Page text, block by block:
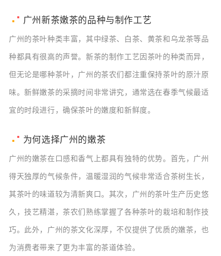
广州新茶嫩茶的品种与制作工艺
广州的茶叶种类丰富，其中绿茶、白茶、黄茶和乌龙茶等品
种都具有很高的声誉。新茶的制作工艺因茶叶的种类而异，
但无论是哪种茶叶，广州的茶农们都注重保持茶叶的原汁原
味。新鲜嫩茶的采摘时间非常讲究，通常选在春季气候最适
宜的时段进行，确保茶叶的嫩度和新鲜度。
为何选择广州的嫩茶
广州的嫩茶在口感和香气上都具有独特的优势。首先，广州
得天独厚的气候条件，温暖湿润的气候非常适合茶树生长，
其茶叶的味道较为清新爽口。其次，广州的茶叶生产历史悠
久，技艺精湛，茶农们熟练掌握了各种茶叶的栽培和制作技
巧。此外，广州的茶文化深厚，不仅提供了优质的嫩茶，也
为消费者带来了更为丰富的茶道体验。